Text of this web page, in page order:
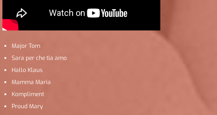
Major Tom
Sara per che tia amo
Hallo Klaus
Mamma Maria
Kompliment
Proud Mary